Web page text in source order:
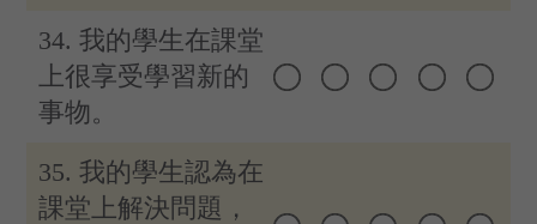
34. 我的學生在課堂
上很享受學習新的
事物。
35. 我的學生認為在
課堂上解決問題，